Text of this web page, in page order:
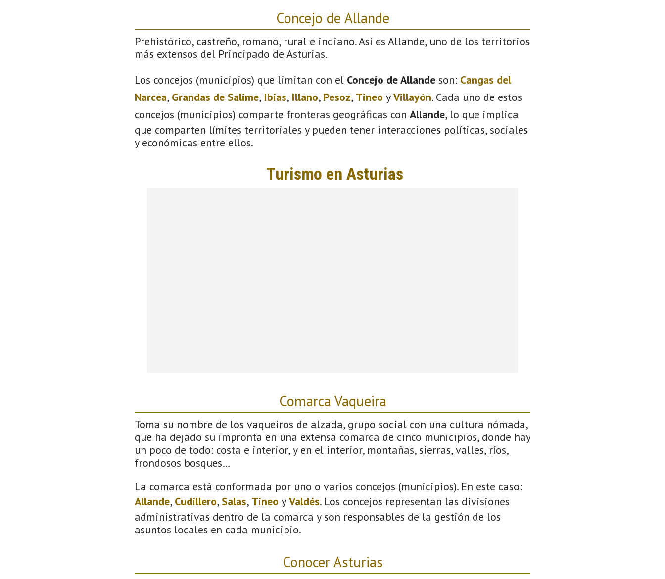
Concejo de Allande
Prehistórico, castreño, romano, rural e indiano. Así es Allande, uno de los territorios
más extensos del Principado de Asturias.
Los concejos (municipios) que limitan con el Concejo de Allande son: Cangas del
Narcea, Grandas de Salime, Ibias, Illano, Pesoz, Tineo yVillayón. Cada uno de estos
concejos (municipios) comparte fronteras geográficas con Allande, lo que implica
que comparten límites territoriales y pueden tener interacciones políticas, sociales
y económicas entre ellos.
Comarca Vaqueira
Toma su nombre de los vaqueiros de alzada, grupo social con una cultura nómada,
que ha dejado su impronta en una extensa comarca de cinco municipios, donde hay
un poco de todo: costa e interior, y en el interior, montañas, sierras, valles, ríos,
frondosos bosques…
La comarca está conformada por uno o varios concejos (municipios). En este caso:
Allande, Cudillero,Salas, Tineo yValdés. Los concejos representan las divisiones
administrativas dentro de la comarca y son responsables de la gestión de los
asuntos locales en cada municipio.
Conocer Asturias